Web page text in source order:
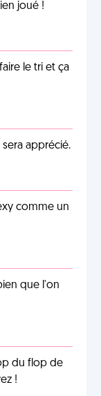
joué !
le tri et ça
apprécié.
comme un
que l'on
du flop de
!